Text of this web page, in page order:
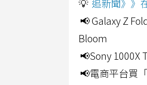
💡 追新聞》》
📢 Galaxy Z
Bloom
📢Sony 1000X
📢電商平台買